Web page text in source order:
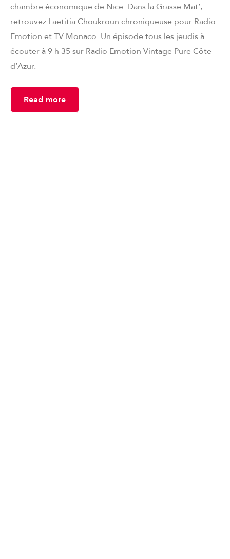
chambre économique de Nice. Dans la Grasse Mat’,
retrouvez Laetitia Choukroun chroniqueuse pour Radio
Emotion et TV Monaco. Un épisode tous les jeudis à
écouter à 9 h 35 sur Radio Emotion Vintage Pure Côte
d’Azur.
Read more